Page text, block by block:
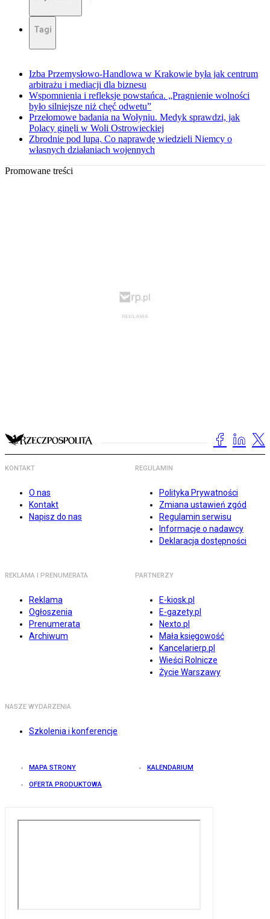
Tagi
Izba Przemysłowo-Handlowa w Krakowie była jak centrum
arbitrażu i mediacji dla biznesu
Wspomnienia i refleksje powstańca. „Pragnienie wolności
było silniejsze niż chęć odwetu”
Przełomowe badania na Wołyniu. Medyk sprawdzi, jak
Polacy ginęli w Woli Ostrowieckiej
Zbrodnie pod lupą. Co naprawdę wiedzieli Niemcy o
własnych działaniach wojennych
Promowane treści
KONTAKT
O nas
Kontakt
Napisz do nas
REGULAMIN
Polityka Prywatności
Zmiana ustawień zgód
Regulamin serwisu
Informacje o nadawcy
Deklaracja dostępności
REKLAMA I PRENUMERATA
Reklama
Ogłoszenia
Prenumerata
Archiwum
PARTNERZY
E-kiosk.pl
E-gazety.pl
Nexto.pl
Mała księgowość
Kancelarierp.pl
Wieści Rolnicze
Życie Warszawy
NASZE WYDARZENIA
Szkolenia i konferencje
MAPA STRONY KALENDARIUM
OFERTA PRODUKTOWA